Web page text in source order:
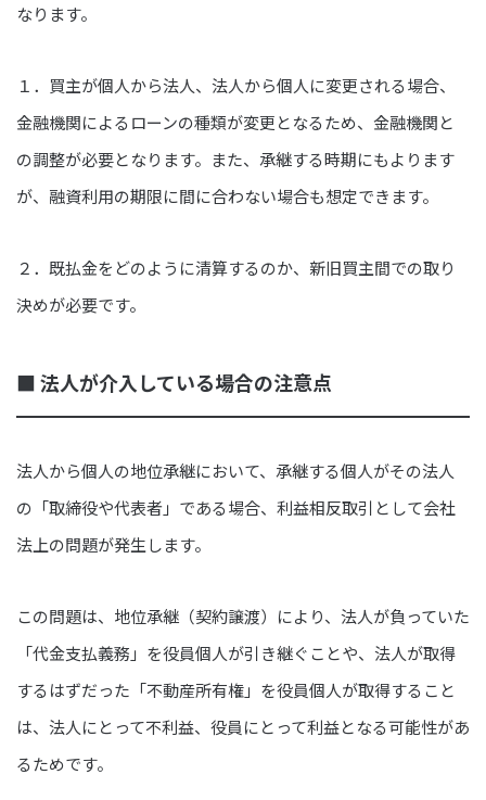
なります。
１．買主が個人から法人、法人から個人に変更される場合、
金融機関によるローンの種類が変更となるため、金融機関と
の調整が必要となります。また、承継する時期にもよります
が、融資利用の期限に間に合わない場合も想定できます。
２．既払金をどのように清算するのか、新旧買主間での取り
決めが必要です。
■ 法人が介入している場合の注意点
法人から個人の地位承継において、承継する個人がその法人
の「取締役や代表者」である場合、利益相反取引として会社
法上の問題が発生します。
この問題は、地位承継（契約譲渡）により、法人が負っていた
「代金支払義務」を役員個人が引き継ぐことや、法人が取得
するはずだった「不動産所有権」を役員個人が取得すること
は、法人にとって不利益、役員にとって利益となる可能性があ
るためです。